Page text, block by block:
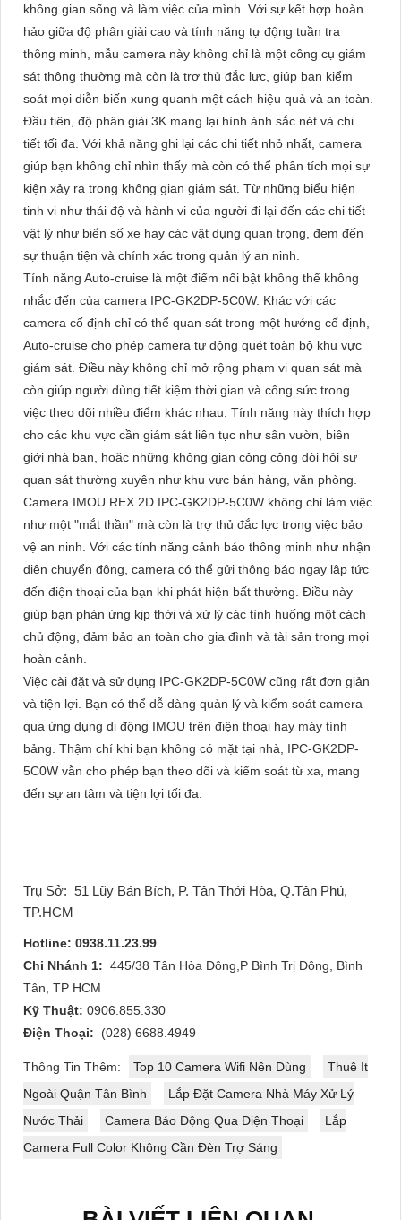
không gian sống và làm việc của mình. Với sự kết hợp hoàn
hảo giữa độ phân giải cao và tính năng tự động tuần tra
thông minh, mẫu camera này không chỉ là một công cụ giám
sát thông thường mà còn là trợ thủ đắc lực, giúp bạn kiểm
soát mọi diễn biến xung quanh một cách hiệu quả và an toàn.
Đầu tiên, độ phân giải 3K mang lại hình ảnh sắc nét và chi
tiết tối đa. Với khả năng ghi lại các chi tiết nhỏ nhất, camera
giúp bạn không chỉ nhìn thấy mà còn có thể phân tích mọi sự
kiện xảy ra trong không gian giám sát. Từ những biểu hiện
tinh vi như thái độ và hành vi của người đi lại đến các chi tiết
vật lý như biển số xe hay các vật dụng quan trọng, đem đến
sự thuận tiện và chính xác trong quản lý an ninh.
Tính năng Auto-cruise là một điểm nổi bật không thể không
nhắc đến của camera IPC-GK2DP-5C0W. Khác với các
camera cố định chỉ có thể quan sát trong một hướng cố định,
Auto-cruise cho phép camera tự động quét toàn bộ khu vực
giám sát. Điều này không chỉ mở rộng phạm vi quan sát mà
còn giúp người dùng tiết kiệm thời gian và công sức trong
việc theo dõi nhiều điểm khác nhau. Tính năng này thích hợp
cho các khu vực cần giám sát liên tục như sân vườn, biên
giới nhà bạn, hoặc những không gian công cộng đòi hỏi sự
quan sát thường xuyên như khu vực bán hàng, văn phòng.
Camera IMOU REX 2D IPC-GK2DP-5C0W không chỉ làm việc
như một "mắt thần" mà còn là trợ thủ đắc lực trong việc bảo
vệ an ninh. Với các tính năng cảnh báo thông minh như nhận
diện chuyển động, camera có thể gửi thông báo ngay lập tức
đến điện thoại của bạn khi phát hiện bất thường. Điều này
giúp bạn phản ứng kịp thời và xử lý các tình huống một cách
chủ động, đảm bảo an toàn cho gia đình và tài sản trong mọi
hoàn cảnh.
Việc cài đặt và sử dụng IPC-GK2DP-5C0W cũng rất đơn giản
và tiện lợi. Bạn có thể dễ dàng quản lý và kiểm soát camera
qua ứng dụng di động IMOU trên điện thoại hay máy tính
bảng. Thậm chí khi bạn không có mặt tại nhà, IPC-GK2DP-
5C0W vẫn cho phép bạn theo dõi và kiểm soát từ xa, mang
đến sự an tâm và tiện lợi tối đa.
Trụ Sở: 51 Lũy Bán Bích, P. Tân Thới Hòa, Q.Tân Phú,
TP.HCM
Hotline: 0938.11.23.99
Chi Nhánh 1: 445/38 Tân Hòa Đông,P Bình Trị Đông, Bình
Tân, TP HCM
Kỹ Thuật: 0906.855.330
Điện Thoại:
(028) 6688.4949
Thông Tin Thêm: Top 10 Camera Wifi Nên Dùng
Thuê It
Ngoài Quận Tân Bình
Lắp Đặt Camera Nhà Máy Xử Lý
Nước Thải
Camera Báo Động Qua Điện Thoại
Lắp
Camera Full Color Không Cần Đèn Trợ Sáng